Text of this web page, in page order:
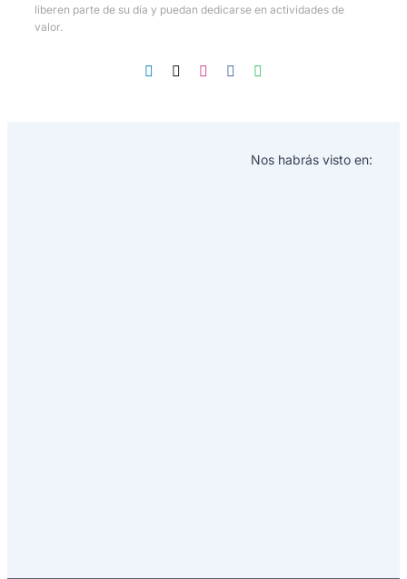
liberen parte de su día y puedan dedicarse en actividades de
valor.
Nos habrás visto en: